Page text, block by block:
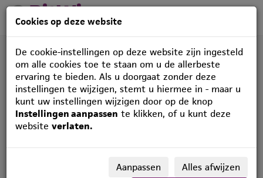
🎄 Fijne feestdagen
en een succesvol
nieuwjaar! 🎄
Cookies op deze website
De cookie-instellingen op deze website zijn ingesteld
om alle cookies toe te staan om u de allerbeste
ervaring te bieden. Als u doorgaat zonder deze
instellingen te wijzigen, stemt u hiermee in - maar u
kunt uw instellingen wijzigen door op de knop
Instellingen aanpassen te klikken, of u kunt deze
website verlaten.
Aanpassen
Alles afwijzen